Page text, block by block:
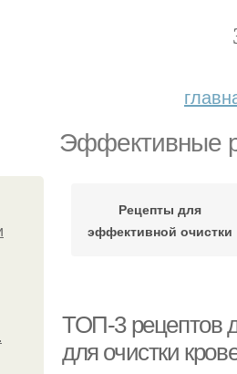
Эффективные
Рецепты для
эффективной очистки
ТОП-3 рецептов
для очистки